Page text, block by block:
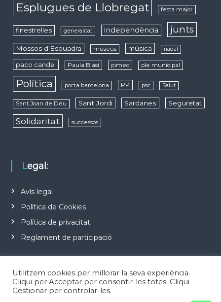
Esplugues de Llobregat festa major
finestrelles generalitat independència junts
Mossos d'Esquadra museus música nadal
paco candel Paula Blasi pimec ple municipal
Política porta barcelona PP psc Salut
Sant Joan de Déu Sant Jordi Sardanes Seguretat
Solidaritat successos
Legal:
Avís legal
Política de Cookies
Política de privacitat
Reglament de participació
Utilitzem cookies per millorar la seva experiència.
Cliqui per Acceptar per consentir-les totes. Cliqui
Gestionar per controlar-les.